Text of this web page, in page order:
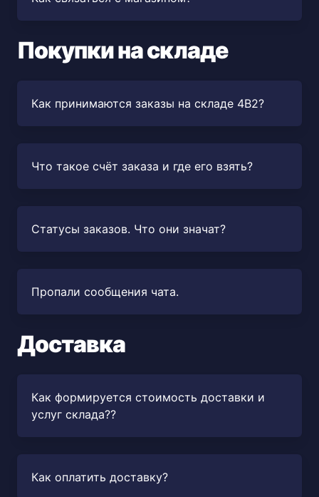
Покупки на складе
Как принимаются заказы на складе 4B2?
Что такое счёт заказа и где его взять?
Статусы заказов. Что они значат?
Пропали сообщения чата.
Доставка
Как формируется стоимость доставки и
услуг склада??
Как оплатить доставку?